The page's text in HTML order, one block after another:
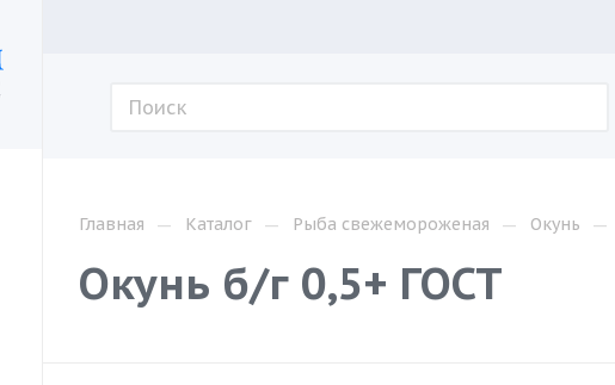
Главная — Каталог — Рыба свежемороженая — Окунь —
Окунь б/г 0,5+ ГОСТ